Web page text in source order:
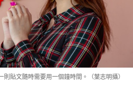
貼文隨時需要用一個鐘時間。（葉志明攝）